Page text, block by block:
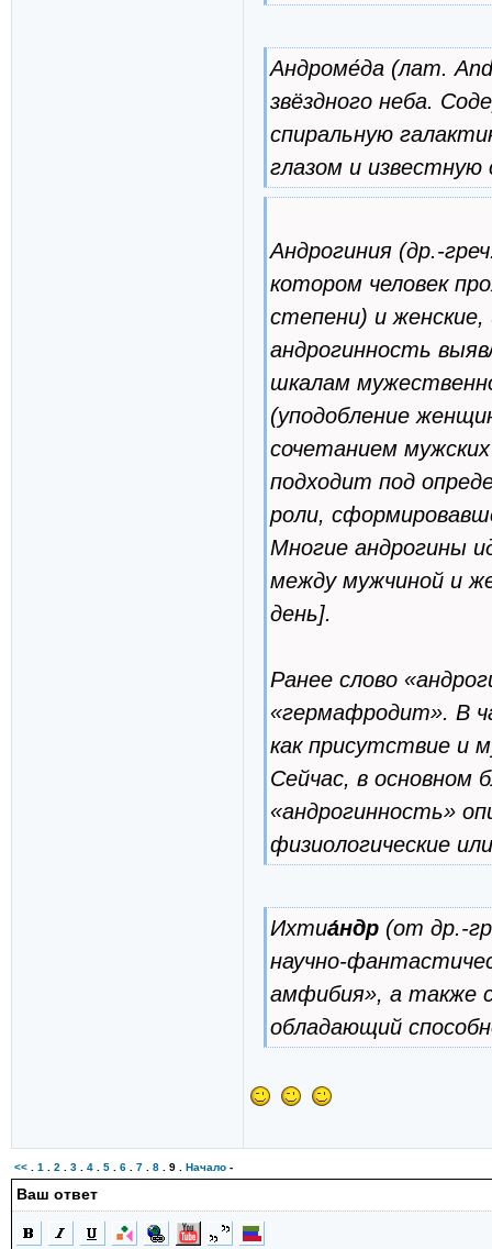
Андроме́да (лат.
звёздного неба.
спиральную
глазом и известную
Андрогиния (др.-
котором человек
степени) и женские,
андрогинность
шкалам
(уподобление
сочетанием
подходит под
роли,
Многие андрогины
между мужчиной и
день].
Ранее слово
«гермафродит». В
как присутствие и
Сейчас, в основном
«андрогинность»
физиологические
Ихтиа́ндр (от др.-
научно-
амфибия», а также
обладающий
<< 1 2 3 4 5 6 7 8 9 Начало -
Ваш ответ